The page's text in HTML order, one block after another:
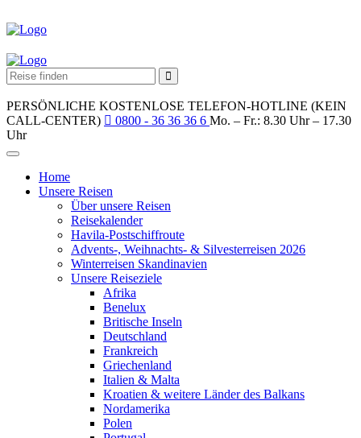
PERSÖNLICHE KOSTENLOSE TELEFON-HOTLINE (KEIN
CALL-CENTER)
0800 - 36 36 36 6 Mo. – Fr.: 8.30 Uhr – 17.30
Uhr
Home
Unsere Reisen
Über unsere Reisen
Reisekalender
Havila-Postschiffroute
Advents-, Weihnachts- & Silvesterreisen 2026
Winterreisen Skandinavien
Unsere Reiseziele
Afrika
Benelux
Britische Inseln
Deutschland
Frankreich
Griechenland
Italien & Malta
Kroatien & weitere Länder des Balkans
Nordamerika
Polen